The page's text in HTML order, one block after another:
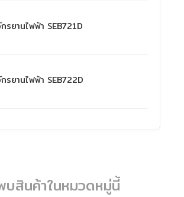
รยานไฟฟ้า SEB721D
รยานไฟฟ้า SEB722D
บสินค้าในหมวดหมู่นี้